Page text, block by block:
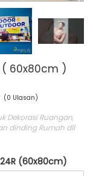
( 60x80cm )
(0 Ulasan)
Dekorasi Ruangan,
dinding Rumah dll
(60x80cm)